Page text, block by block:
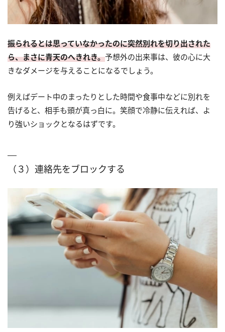
振られるとは思っていなかったのに突然別れを切り出された
ら、まさに青天のへきれき。予想外の出来事は、彼の心に大
きなダメージを与えることになるでしょう。
例えばデート中のまったりとした時間や食事中などに別れを
告げると、相手も頭が真っ白に。笑顔で冷静に伝えれば、よ
り強いショックとなるはずです。
（３）連絡先をブロックする